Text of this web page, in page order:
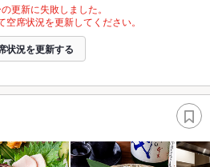
更新に失敗しました。
席状況を更新してください。
状況を更新する